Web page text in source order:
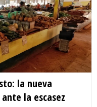
la nueva
la escasez